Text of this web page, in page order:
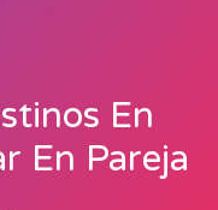
En
En Pareja